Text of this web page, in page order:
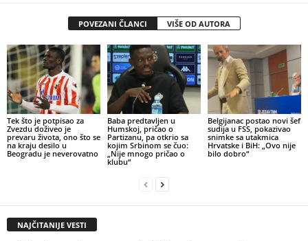
POVEZANI ČLANCI VIŠE OD AUTORA
Tek što je potpisao za
Zvezdu doživeo je
prevaru života, ono što se
na kraju desilo u
Beogradu je neverovatno
Baba predtavljen u
Humskoj, pričao o
Partizanu, pa otkrio sa
kojim Srbinom se čuo:
„Nije mnogo pričao o
klubu“
Belgijanac postao novi šef
sudija u FSS, pokazivao
snimke sa utakmica
Hrvatske i BiH: „Ovo nije
bilo dobro“
NAJČITANIJE VESTI